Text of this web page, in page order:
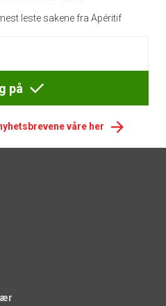
leste sakene fra Apéritif
på
våre her